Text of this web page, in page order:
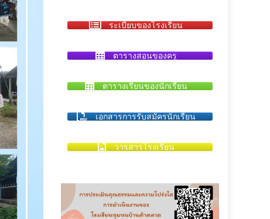
ระเบียบของโรงเรียน
ตารางสอนของครู
ตารางเรียนของนักเรียน
เอกสารการรับสมัครนักเรียน
วารสารโรงเรียน